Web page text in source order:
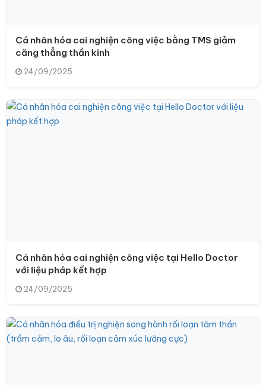
Cá nhân hóa cai nghiện công việc bằng TMS giảm
căng thẳng thần kinh
24/09/2025
Cá nhân hóa cai nghiện công việc tại Hello Doctor
với liệu pháp kết hợp
24/09/2025